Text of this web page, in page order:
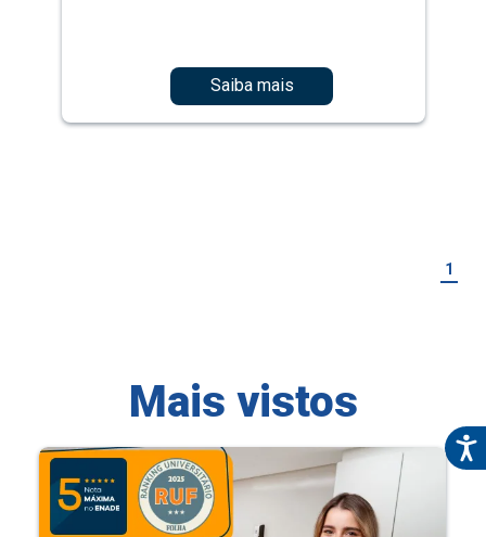
Saiba mais
1
Mais vistos